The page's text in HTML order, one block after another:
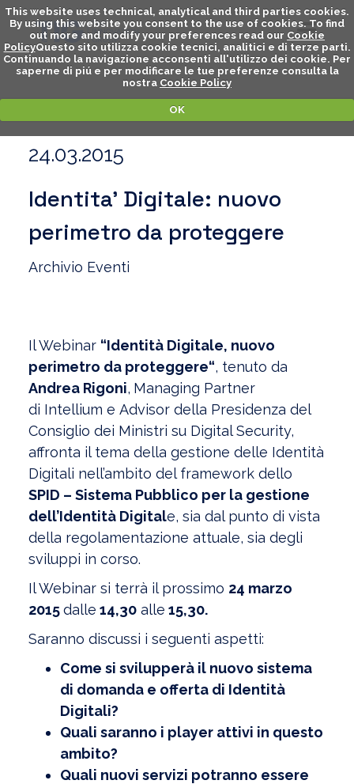
This website uses technical, analytical and third parties cookies.
By using this website you consent to the use of cookies. To find
out more and modify your preferences read our Cookie
PolicyQuesto sito utilizza cookie tecnici, analitici e di terze parti.
Continuando la navigazione acconsenti all'utilizzo dei cookie. Per
saperne di piú e per modificare le tue preferenze consulta la
nostra Cookie Policy
OK
24.03.2015
Identita’ Digitale: nuovo
perimetro da proteggere
Archivio Eventi
Il Webinar “Identità Digitale, nuovo
perimetro da proteggere“, tenuto da
Andrea Rigoni, Managing Partner
di Intellium e Advisor della Presidenza del
Consiglio dei Ministri su Digital Security,
affronta il tema della gestione delle Identità
Digitali nell’ambito del framework dello
SPID – Sistema Pubblico per la gestione
dell’Identità Digitale, sia dal punto di vista
della regolamentazione attuale, sia degli
sviluppi in corso.
Il Webinar si terrà il prossimo 24 marzo
2015dalle 14,30 alle 15,30.
Saranno discussi i seguenti aspetti:
Come si svilupperà il nuovo sistema
di domanda e offerta di Identità
Digitali?
Quali saranno i player attivi in questo
ambito?
Quali nuovi servizi potranno essere